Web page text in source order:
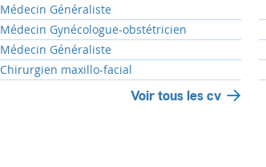
Médecin Généraliste
Médecin Gynécologue-obstétricien
Médecin Généraliste
Chirurgien maxillo-facial
Voir tous les cv